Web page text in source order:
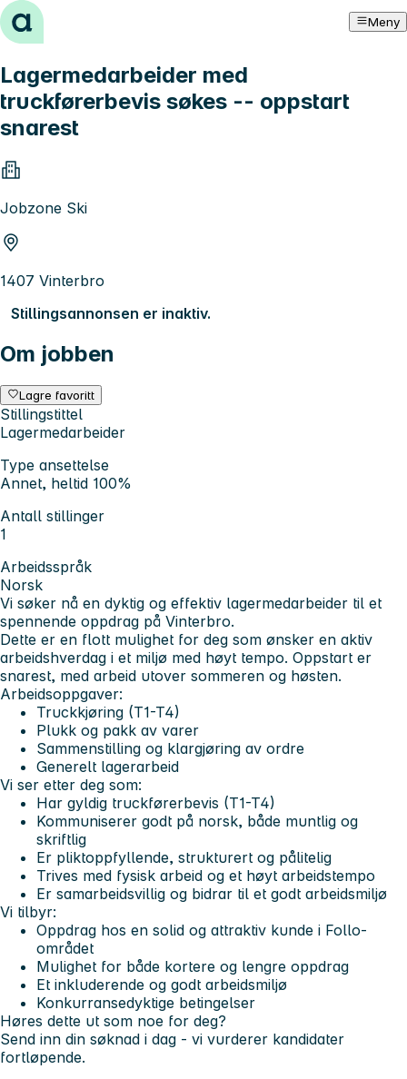
Hopp til innhold Meny
Lagermedarbeider med
truckførerbevis søkes -- oppstart
snarest
Jobzone Ski
1407 Vinterbro
Stillingsannonsen er inaktiv.
Om jobben
Lagre favoritt
Stillingstittel
Lagermedarbeider
Type ansettelse
Annet, heltid 100%
Antall stillinger
1
Arbeidsspråk
Norsk
Vi søker nå en dyktig og effektiv lagermedarbeider til et
spennende oppdrag på Vinterbro.
Dette er en flott mulighet for deg som ønsker en aktiv
arbeidshverdag i et miljø med høyt tempo. Oppstart er
snarest, med arbeid utover sommeren og høsten.
Arbeidsoppgaver:
Truckkjøring (T1-T4)
Plukk og pakk av varer
Sammenstilling og klargjøring av ordre
Generelt lagerarbeid
Vi ser etter deg som:
Har gyldig truckførerbevis (T1-T4)
Kommuniserer godt på norsk, både muntlig og
skriftlig
Er pliktoppfyllende, strukturert og pålitelig
Trives med fysisk arbeid og et høyt arbeidstempo
Er samarbeidsvillig og bidrar til et godt arbeidsmiljø
Vi tilbyr:
Oppdrag hos en solid og attraktiv kunde i Follo-
området
Mulighet for både kortere og lengre oppdrag
Et inkluderende og godt arbeidsmiljø
Konkurransedyktige betingelser
Høres dette ut som noe for deg?
Send inn din søknad i dag - vi vurderer kandidater
fortløpende.